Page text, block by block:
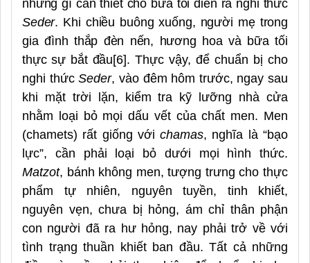
những gì cần thiết cho bữa tối diễn ra nghi thức
Seder. Khi chiều buông xuống, người mẹ trong
gia đình thắp đèn nến, hương hoa và bữa tối
thực sự bắt đầu[6]. Thực vậy, để chuẩn bị cho
nghi thứcSeder, vào đêm hôm trước, ngay sau
khi mặt trời lặn, kiểm tra kỹ lưỡng nhà cửa
nhằm loại bỏ mọi dấu vết của chất men. Men
(chamets) rất giống vớichamas, nghĩa là “bạo
lực”, cần phải loại bỏ dưới mọi hình thức.
Matzot, bánh không men, tượng trưng cho thực
phẩm tự nhiên, nguyên tuyền, tinh khiết,
nguyên vẹn, chưa bị hỏng, ám chỉ thân phận
con người đã ra hư hỏng, nay phải trở về với
tình trạng thuần khiết ban đầu. Tất cả những